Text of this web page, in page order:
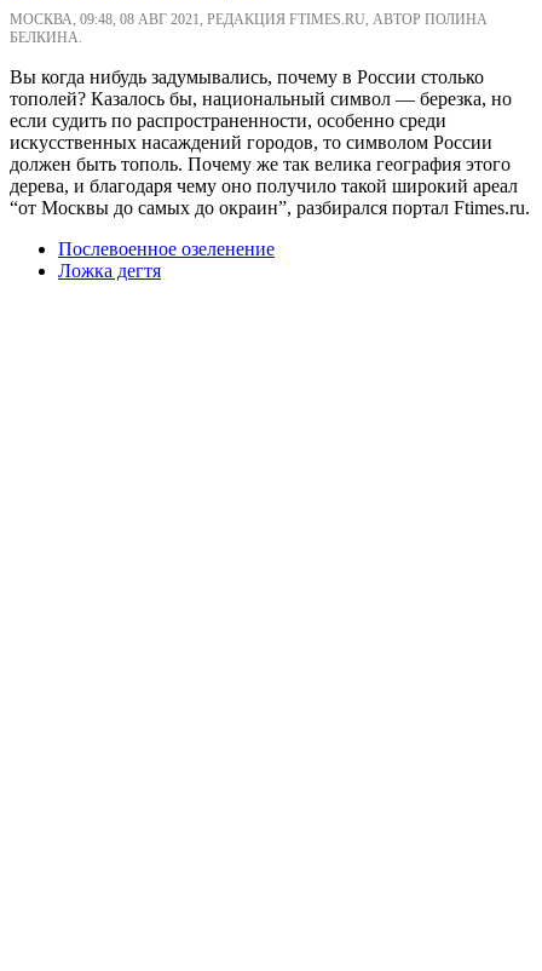
МОСКВА, 09:48, 08 АВГ 2021, РЕДАКЦИЯ FTIMES.RU, АВТОР ПОЛИНА
БЕЛКИНА.
Вы когда нибудь задумывались, почему в России столько
тополей? Казалось бы, национальный символ — березка, но
если судить по распространенности, особенно среди
искусственных насаждений городов, то символом России
должен быть тополь. Почему же так велика география этого
дерева, и благодаря чему оно получило такой широкий ареал
“от Москвы до самых до окраин”, разбирался портал Ftimes.ru.
Послевоенное озеленение
Ложка дегтя